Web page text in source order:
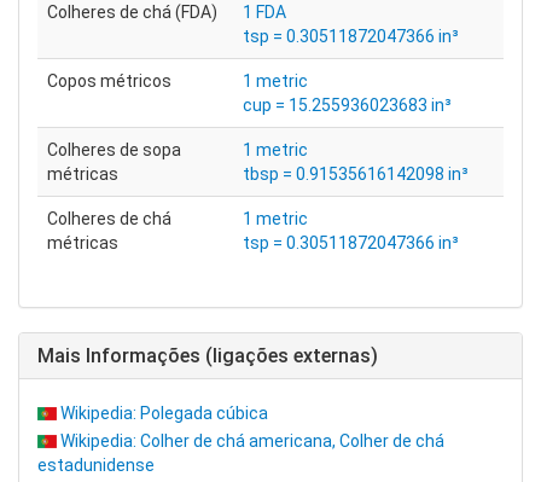
Colheres de chá (FDA)
1 FDA
tsp = 0.30511872047366 in³
Copos métricos
1 metric
cup = 15.255936023683 in³
Colheres de sopa
métricas
1 metric
tbsp = 0.91535616142098 in³
Colheres de chá
métricas
1 metric
tsp = 0.30511872047366 in³
Mais Informações (ligações externas)
Wikipedia: Polegada cúbica
Wikipedia: Colher de chá americana, Colher de chá
estadunidense